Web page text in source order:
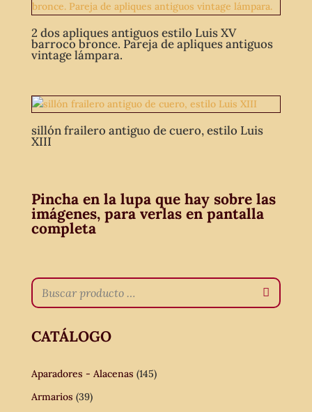
2 dos apliques antiguos estilo Luis XV
barroco bronce. Pareja de apliques antiguos
vintage lámpara.
sillón frailero antiguo de cuero, estilo Luis
XIII
Pincha en la lupa que hay sobre las
imágenes, para verlas en pantalla
completa
CATÁLOGO
Aparadores - Alacenas (145)
Armarios (39)